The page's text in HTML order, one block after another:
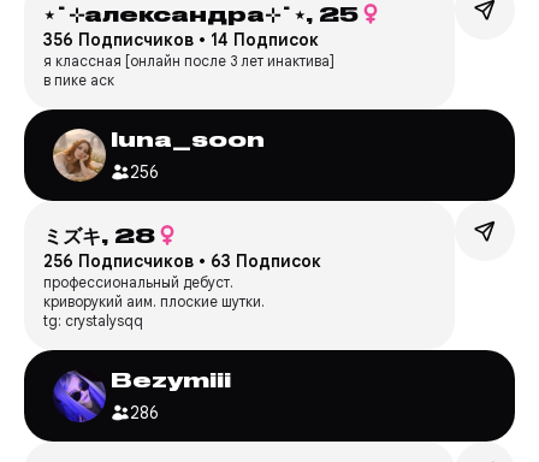
⋆˙⊹александра⊹˙⋆, 25
356 Подписчиков • 14 Подписок
я классная [онлайн после 3 лет инактива]
в пике аск
luna_soon
256
ミズキ, 28
256 Подписчиков • 63 Подписок
профессиональный дебуст.
криворукий аим. плоские шутки.
tg: crystalysqq
Bezymiii
286